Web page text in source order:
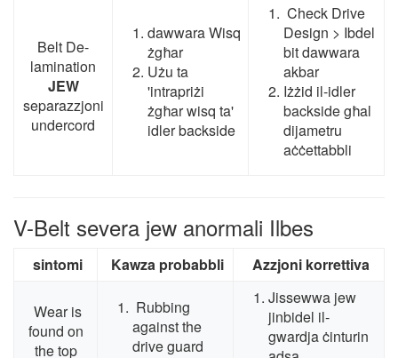
Belt De-
lamination
JEW
separazzjoni
undercord
dawwara Wisq
żgħar
Użu ta
'intrapriżi
żgħar wisq ta'
idler backside
Check Drive
Design > Ibdel
bit dawwara
akbar
Iżżid il-idler
backside għal
dijametru
aċċettabbli
V-Belt severa jew anormali Ilbes
sintomi Kawza probabbli Azzjoni korrettiva
Wear is
found on
the top
Rubbing
against the
drive guard
Jissewwa jew
jinbidel il-
gwardja ċinturin